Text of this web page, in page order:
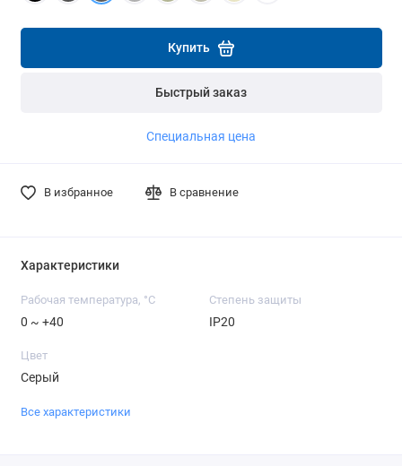
Купить
Быстрый заказ
Специальная цена
В избранное В сравнение
Характеристики
Рабочая температура, °C
0 ~ +40
Степень защиты
IP20
Цвет
Серый
Все характеристики